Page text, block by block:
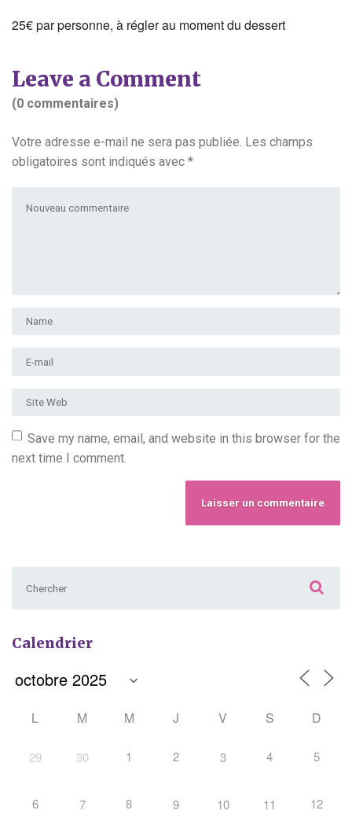
25€ par personne, à régler au moment du dessert
Leave a Comment
(0 commentaires)
Votre adresse e-mail ne sera pas publiée. Les champs
obligatoires sont indiqués avec *
Prénom et nom
Adresse e-mail
Site Web
Save my name, email, and website in this browser for the
next time I comment.
Calendrier
L M M J V S D
29 30 1 2 3 4 5
6 7 8 9 10 11 12